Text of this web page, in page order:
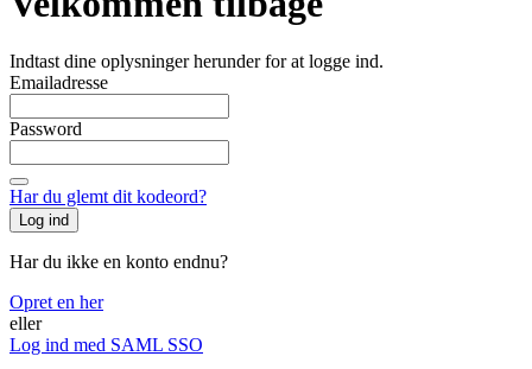
Indtast dine oplysninger herunder for at logge ind.
Emailadresse
Password
Har du glemt dit kodeord?
Log ind
Har du ikke en konto endnu?
Opret en her
eller
Log ind med SAML SSO